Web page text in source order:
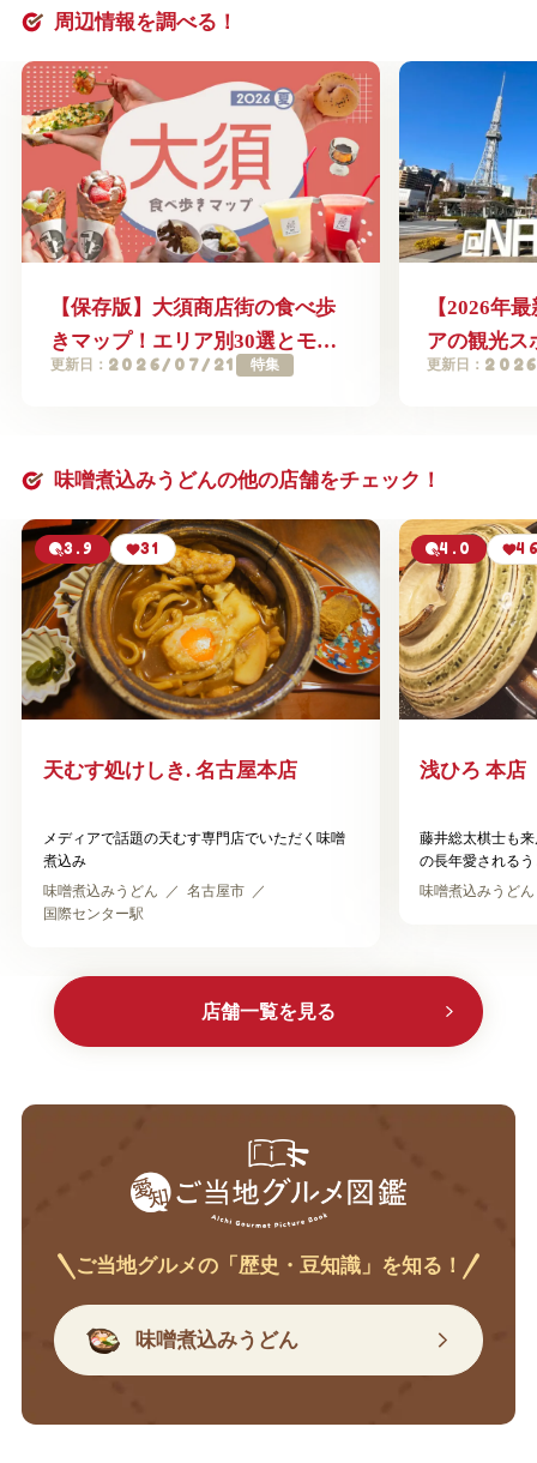
周辺情報を調べる！
【保存版】大須商店街の食べ歩
きマップ！エリア別30選とモデ
ルコース徹底解説
更新日： 2026/07/21 特集
【2026年
アの観光ス
選！絶対外
更新日：
味噌煮込みうどんの他の店舗をチェック！
3.9 31
天むす処けしき. 名古屋本店
メディアで話題の天むす専門店でいただく味噌
煮込み
味噌煮込みうどん
名古屋市
国際センター駅
4.0
浅ひろ 本店
藤井総太棋士も
の長年愛される
味噌煮込みうどん
店舗一覧を見る
ご当地グルメの「歴史・豆知識」を知る！
味噌煮込みうどん